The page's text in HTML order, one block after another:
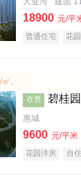
18900 元/平
普通住宅 花
。
在售 碧桂
惠城
9600 元/平米
花园洋房 自